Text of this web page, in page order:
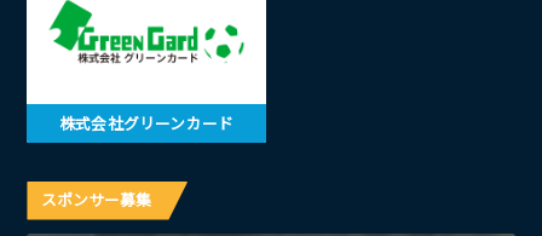
株式会社グリーンカード
スポンサー募集